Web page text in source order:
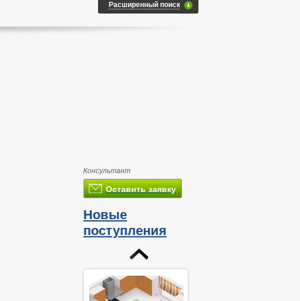
Расширенный поиск
Консультант
Оставить заявку
Новые
поступления